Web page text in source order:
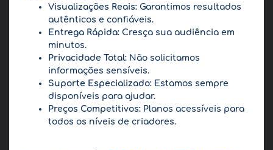
Visualizações Reais: Garantimos resultados
autênticos e confiáveis.
Entrega Rápida: Cresça sua audiência em
minutos.
Privacidade Total: Não solicitamos
informações sensíveis.
Suporte Especializado: Estamos sempre
disponíveis para ajudar.
Preços Competitivos: Planos acessíveis para
todos os níveis de criadores.